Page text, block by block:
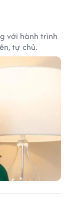
với hành trình
tự chủ.